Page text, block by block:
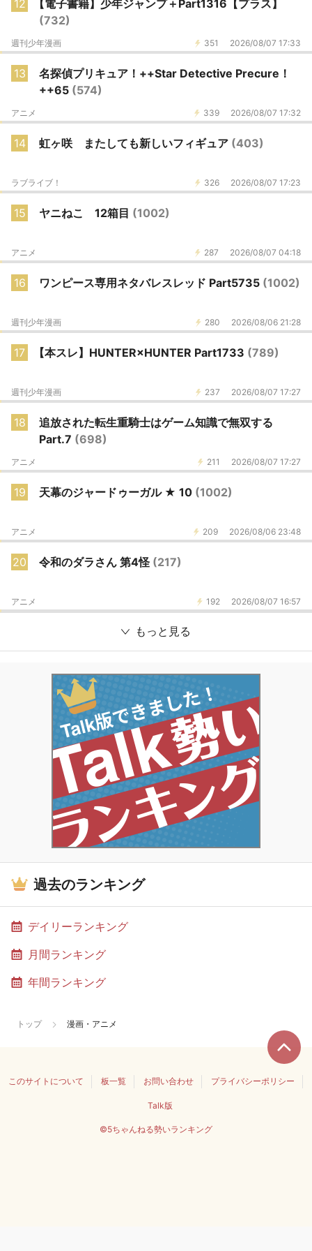
12
【電子書籍】少年ジャンプ＋Part1316【プラス】
(732)
351 2026/08/07 17:33
週刊少年漫画
13
名探偵プリキュア！++Star Detective Precure！
++65 (574)
339 2026/08/07 17:32
アニメ
14 虹ヶ咲 またしても新しいフィギュア (403)
326 2026/08/07 17:23
ラブライブ！
15 ヤニねこ 12箱目 (1002)
287 2026/08/07 04:18
アニメ
16 ワンピース専用ネタバレスレッド Part5735 (1002)
280 2026/08/06 21:28
週刊少年漫画
17 【本スレ】HUNTER×HUNTER Part1733 (789)
237 2026/08/07 17:27
週刊少年漫画
18
追放された転生重騎士はゲーム知識で無双する
Part.7 (698)
211 2026/08/07 17:27
アニメ
19 天幕のジャードゥーガル ★ 10 (1002)
209 2026/08/06 23:48
アニメ
20 令和のダラさん 第4怪 (217)
192 2026/08/07 16:57
アニメ
もっと見る
過去のランキング
デイリーランキング
月間ランキング
年間ランキング
トップ 漫画・アニメ
このサイトについて 板一覧 お問い合わせ プライバシーポリシー
Talk版
©5ちゃんねる勢いランキング